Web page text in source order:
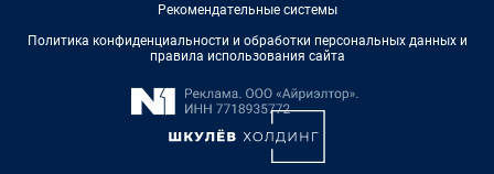
Рекомендательные системы
Политика конфиденциальности и обработки персональных данных и
правила использования сайта